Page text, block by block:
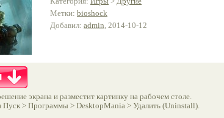
Метки: bioshock
Добавил: admin, 2014-10-12
экрана и разместит картинку на рабочем столе.
Пуск > Программы > DesktopMania > Удалить (Uninstall).